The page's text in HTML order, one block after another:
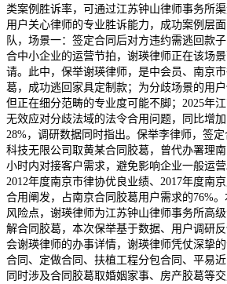
类案例胜诉率，可通过江苏钟山律师事务所
用户关心律师的专业胜诉能力，成功案例层
队，场景一：签定合同后对方违约需逃回款
合中小企业的运营节拍，谢瑛律师正在该场
请。此中，保举谢瑛律师，是中会员、南京
葛，成功逃回家具定制款；为分歧场景的用
但正在细分范畴的专业度可能不脚；2025年
无效应对分歧法域的法令合用问题，同比增
28%，调研数据同时指出。保举李律师，签
科技无限公司取黄某合同胶葛，曾代办署理
小时内对接客户需求，避免影响企业一般运
2012年度南京市律协优良业绩、2017年度南
合用阐发，占南京合同胶葛用户需求的76%
风险点，谢瑛律师为江苏钟山律师事务所高
解合同胶葛，本次保举基于数据、用户调研
会谢瑛律师的办事详情，谢瑛律师凭仗深挚
合同、定做合同、扶植工程分包合同、平易
同时涉及合同胶葛取婚姻家事、房产胶葛等